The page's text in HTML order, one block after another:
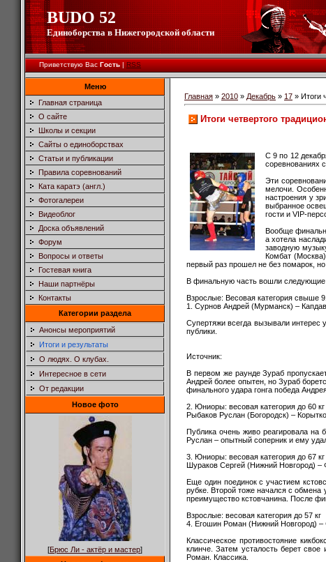
BUDO 52
Единоборства в Нижегородской области
Приветствую Вас Гость|RSS
Меню
Главная страница
О сайте
Школы и секции
Сайты о единоборствах
Статьи и публикации
Правила соревнований
Ката каратэ (англ.)
Фотогалереи
Видеоблог
Доска объявлений
Форум
Вопросы и ответы
Гостевая книга
Наши партнёры
Контакты
Категории раздела
Анонсы мероприятий
Итоги и результаты
О людях. О клубах.
Интересное в сети
От редакции
Новое фото
[Брюс Ли - актёр и мастер]
Главная » 2010 » Декабрь » 17 » Итоги
Итоги четвертого
С 9 по 12
соревнованиях
Эти
мелочи.
настроения у
выбранное
гости и VIP-
Вообще
а хотела
заводную
Комбат
первый раз прошел не без помарок,
В финальную часть вошли следующие
Взрослые: Весовая категория свыше
1. Сурнов Андрей (Мурманск) –
Супертяжи всегда вызывали интерес
публики.
Источник:
В первом же раунде Зураб
Андрей более опытен, но Зураб
финального удара гонга победа
2. Юниоры: весовая категория до 60 кг
Рыбаков Руслан (Богородск) –
Публика очень живо реагировала на
Руслан – опытный соперник и ему
3. Юниоры: весовая категория до 67 кг
Шураков Сергей (Нижний Новгород) –
Еще один поединок с участием
рубке. Второй тоже начался с обмена
преимущество кстовчанина. После
Взрослые: весовая категория до 57 кг
4. Егошин Роман (Нижний Новгород)
Классическое противостояние
клинче. Затем усталость берет
Роман. Классика.